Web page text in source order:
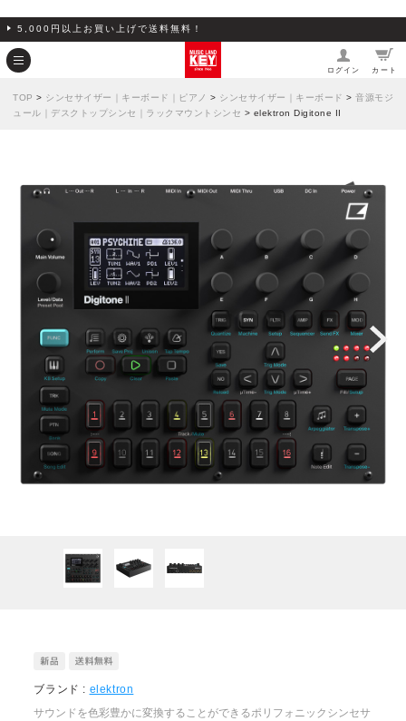
5,000円以上お買い上げで送料無料！
ログイン カート
TOP > シンセサイザー｜キーボード｜ピアノ > シンセサイザー｜キーボード > 音源モジ
ュール｜デスクトップシンセ｜ラックマウントシンセ > elektron Digitone II
ブランド : elektron
サウンドを色彩豊かに変換することができるポリフォニックシンセサ